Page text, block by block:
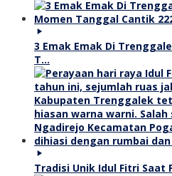
3 Emak Emak Di
T…
Tradisi Unik Idul Fitri Saat